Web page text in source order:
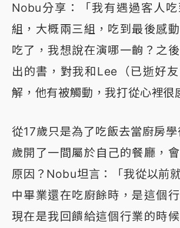
Nobu分享：「我有遇過客人
組，大概兩三組，吃到最後感
吃了，我想說在演哪一齣？之
出的書，對我和Lee（已逝好
解，他有被觸動，我打從心裡很
從17歲只是為了吃飯去當廚房
歲開了一間屬於自己的餐廳，
原因？Nobu坦言：「我從以前
中畢業還在吃廚餘時，是這個
現在是我回饋給這個行業的時